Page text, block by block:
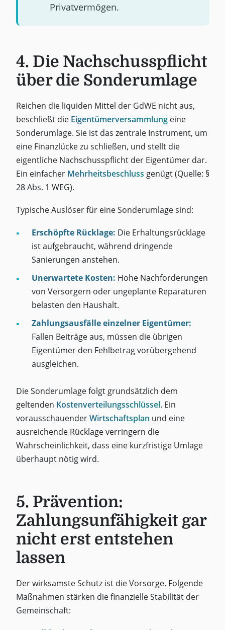
Privatvermögen.
4. Die Nachschusspflicht
über die Sonderumlage
Reichen die liquiden Mittel der GdWE nicht aus,
beschließt die Eigentümerversammlungeine
Sonderumlage. Sie ist das zentrale Instrument, um
eine Finanzlücke zu schließen, und stellt die
eigentliche Nachschusspflicht der Eigentümer dar.
Ein einfacher Mehrheitsbeschluss genügt (Quelle: §
28 Abs. 1 WEG).
Typische Auslöser für eine Sonderumlage sind:
Erschöpfte Rücklage: Die Erhaltungsrücklage
ist aufgebraucht, während dringende
Sanierungen anstehen.
Unerwartete Kosten: Hohe Nachforderungen
von Versorgern oder ungeplante Reparaturen
belasten den Haushalt.
Zahlungsausfälle einzelner Eigentümer:
Fallen Beiträge aus, müssen die übrigen
Eigentümer den Fehlbetrag vorübergehend
ausgleichen.
Die Sonderumlage folgt grundsätzlich dem
geltenden Kostenverteilungsschlüssel. Ein
vorausschauenderWirtschaftsplan und eine
ausreichende Rücklage verringern die
Wahrscheinlichkeit, dass eine kurzfristige Umlage
überhaupt nötig wird.
5. Prävention:
Zahlungsunfähigkeit gar
nicht erst entstehen
lassen
Der wirksamste Schutz ist die Vorsorge. Folgende
Maßnahmen stärken die finanzielle Stabilität der
Gemeinschaft: